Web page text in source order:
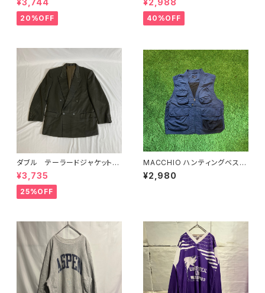
¥3,744
20%OFF
サイズ
¥2,988
40%OFF
ダブル テーラードジャケット
チャコール
¥3,735
25%OFF
MACCHIO ハンティングベス
ト ブルー フィッシング LL
¥2,980